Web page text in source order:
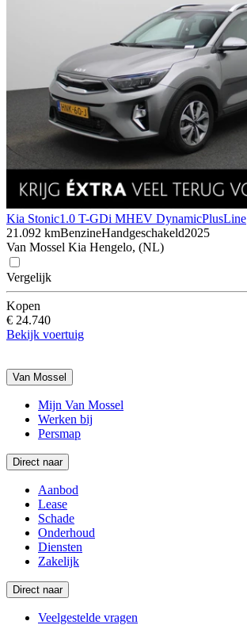
Kia Stonic1.0 T-GDi MHEV DynamicPlusLine
21.092 kmBenzineHandgeschakeld2025
Van Mossel Kia Hengelo, (NL)
Vergelijk
Kopen
€ 24.740
Bekijk voertuig
Van Mossel
Mijn Van Mossel
Werken bij
Persmap
Direct naar
Aanbod
Lease
Schade
Onderhoud
Diensten
Zakelijk
Direct naar
Veelgestelde vragen